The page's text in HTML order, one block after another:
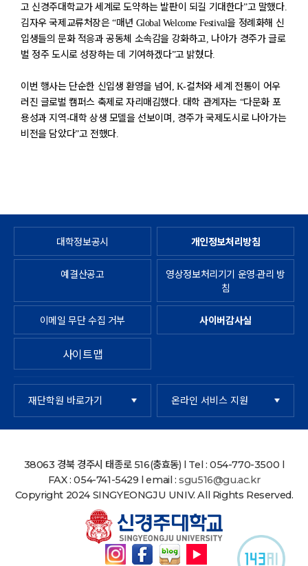
고 신경주대학교가 세계로 도약하는 발판이 되길 기대한다”고 말했다.
김자우 국제교류처장은“매년 Global Welcome Festival을 정례화해 신
입생들의 문화 적응과 공동체 소속감을 강화하고, 나아가 경주가 글로
벌 정주 도시로 성장하는 데 기여하겠다”고 밝혔다.
이번 행사는 단순한 신입생 환영을 넘어 , K-컬처와 세계 전통이 어우
러진 글로벌 캠퍼스 축제로 자리매김했다. 대학 관계자는 “다문화 포
용성과 지역-대학 상생 모델을 선보이며 , 경주가 국제도시로 나아가는
비전을 담았다”고 전했다.
대학정보공시 개인정보처리방침
예결산공고
영상정보처리기기 운영·관리 방
침
이메일 무단 수집 거부 사이버감사실
사이트맵
재단학원 바로가기 온라인 서비스 지원
38063 경북 경주시 태종로 516(충효동) l Tel : 054-770-3500 l
FAX : 054-741-5429 l email :sgu516@gu.ac.kr
Copyright 2024 SINGYEONGJU UNIV. All Rights Reserved.